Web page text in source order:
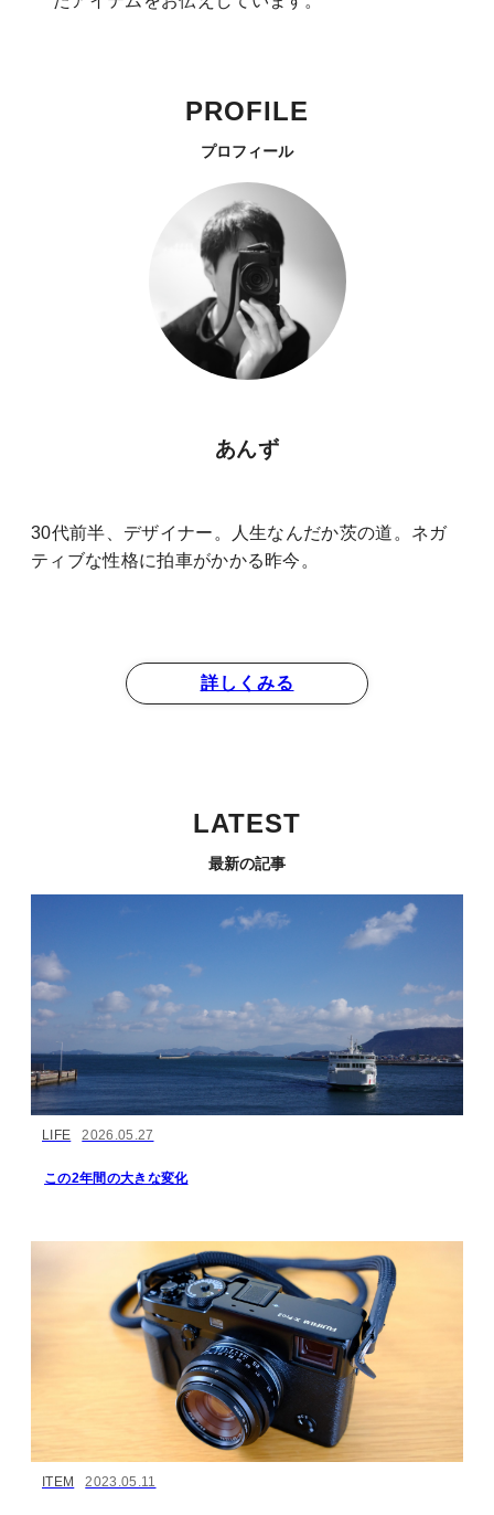
PROFILE
プロフィール
あんず
30代前半、デザイナー。人生なんだか茨の道。ネガ
ティブな性格に拍車がかかる昨今。
詳しくみる
LATEST
最新の記事
LIFE 2026.05.27
この2年間の大きな変化
ITEM 2023.05.11